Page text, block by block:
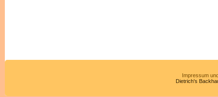
Impressum
Dietrich's